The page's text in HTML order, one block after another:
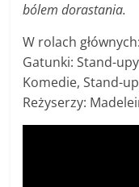
bólem dorastania.
W rolach
Gatunki: Stand-
Komedie, Stand-
Reżyserzy: